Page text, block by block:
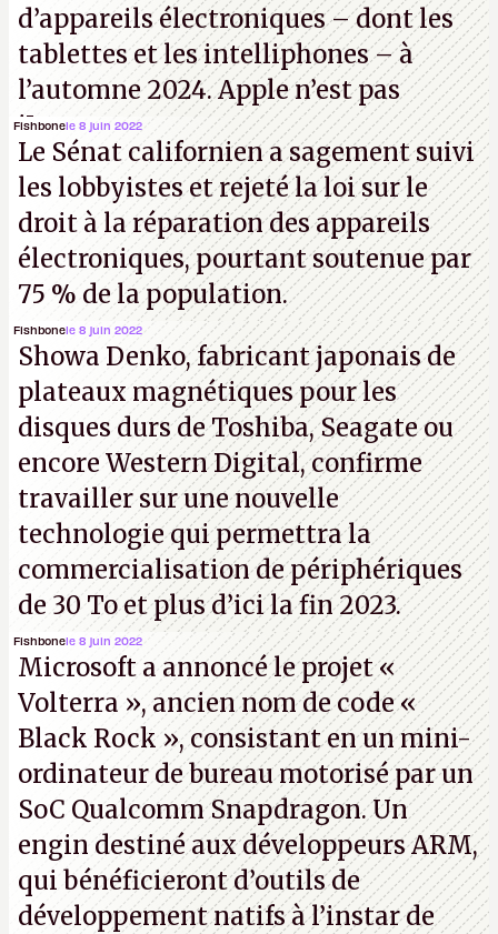
d’appareils électroniques – dont les
tablettes et les intelliphones – à
l’automne 2024. Apple n’est pas
iJouasse.
Fishbonele 8 juin 2022
Le Sénat californien a sagement suivi
les lobbyistes et rejeté la loi sur le
droit à la réparation des appareils
électroniques, pourtant soutenue par
75 % de la population.
Fishbonele 8 juin 2022
Showa Denko, fabricant japonais de
plateaux magnétiques pour les
disques durs de Toshiba, Seagate ou
encore Western Digital, confirme
travailler sur une nouvelle
technologie qui permettra la
commercialisation de périphériques
de 30 To et plus d’ici la fin 2023.
Fishbonele 8 juin 2022
Microsoft a annoncé le projet «
Volterra », ancien nom de code «
Black Rock », consistant en un mini-
ordinateur de bureau motorisé par un
SoC Qualcomm Snapdragon. Un
engin destiné aux développeurs ARM,
qui bénéficieront d’outils de
développement natifs à l’instar de